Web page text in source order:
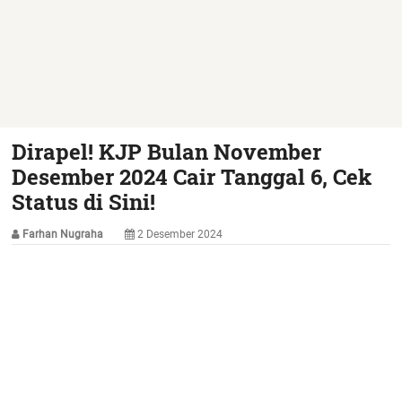
Dirapel! KJP Bulan November
Desember 2024 Cair Tanggal 6, Cek
Status di Sini!
Farhan Nugraha 2 Desember 2024